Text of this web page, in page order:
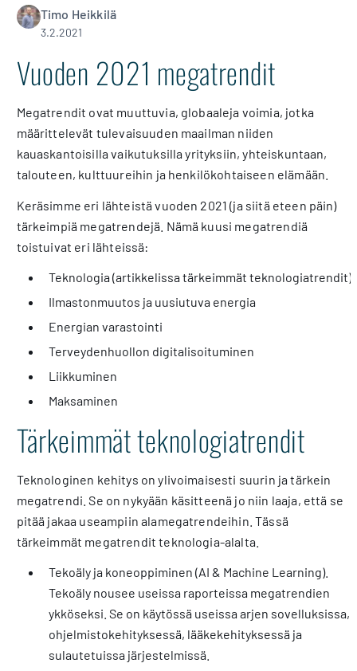
Timo Heikkilä
3.2.2021
Vuoden 2021 megatrendit
Megatrendit ovat muuttuvia, globaaleja voimia, jotka
määrittelevät tulevaisuuden maailman niiden
kauaskantoisilla vaikutuksilla yrityksiin, yhteiskuntaan,
talouteen, kulttuureihin ja henkilökohtaiseen elämään.
Keräsimme eri lähteistä vuoden 2021 (ja siitä eteen päin)
tärkeimpiä megatrendejä. Nämä kuusi megatrendiä
toistuivat eri lähteissä:
Teknologia (artikkelissa tärkeimmät teknologiatrendit)
Ilmastonmuutos ja uusiutuva energia
Energian varastointi
Terveydenhuollon digitalisoituminen
Liikkuminen
Maksaminen
Tärkeimmät teknologiatrendit
Teknologinen kehitys on ylivoimaisesti suurin ja tärkein
megatrendi. Se on nykyään käsitteenä jo niin laaja, että se
pitää jakaa useampiin alamegatrendeihin. Tässä
tärkeimmät megatrendit teknologia-alalta.
Tekoäly ja koneoppiminen (AI & Machine Learning).
Tekoäly nousee useissa raporteissa megatrendien
ykköseksi. Se on käytössä useissa arjen sovelluksissa,
ohjelmistokehityksessä, lääkekehityksessä ja
sulautetuissa järjestelmissä.